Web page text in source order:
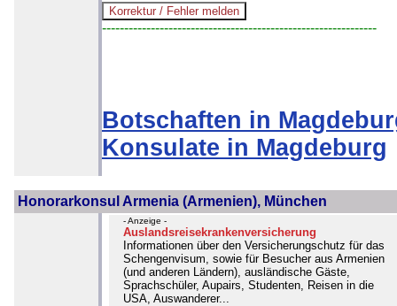
--------------------------------------------------------------
Botschaften in
Konsulate in Magdeburg
Honorarkonsul Armenia (Armenien), München
- Anzeige -
Auslandsreisekrankenversicherung
Informationen über den Versicherungschutz für das
Schengenvisum, sowie für Besucher aus Armenien
(und anderen Ländern), ausländische Gäste,
Sprachschüler, Aupairs, Studenten, Reisen in die
USA, Auswanderer...